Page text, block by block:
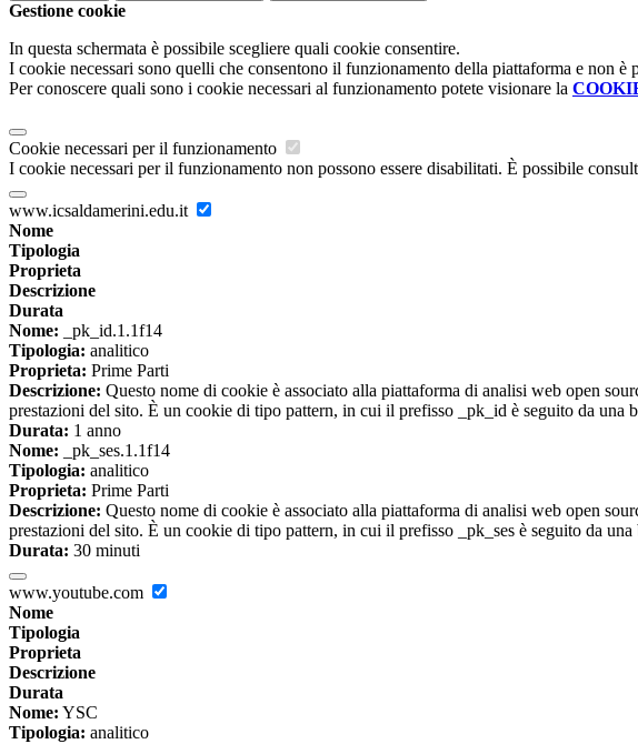
Gestione cookie
In questa schermata è possibile scegliere quali cookie consentire.
I cookie necessari sono quelli che consentono il funzionamento della piattaforma e non è
Per conoscere quali sono i cookie necessari al funzionamento potete visionare la
Cookie necessari per il funzionamento
I cookie necessari per il funzionamento non possono essere disabilitati. È possibile
www.icsaldamerini.edu.it
Nome
Tipologia
Proprieta
Descrizione
Durata
Nome: _pk_id.1.1f14
Tipologia: analitico
Proprieta: Prime Parti
Descrizione: Questo nome di cookie è associato alla piattaforma di analisi web open
prestazioni del sito. È un cookie di tipo pattern, in cui il prefisso _pk_id è seguito da
Durata: 1 anno
Nome: _pk_ses.1.1f14
Tipologia: analitico
Proprieta: Prime Parti
Descrizione: Questo nome di cookie è associato alla piattaforma di analisi web open
prestazioni del sito. È un cookie di tipo pattern, in cui il prefisso _pk_ses è seguito da
Durata: 30 minuti
www.youtube.com
Nome
Tipologia
Proprieta
Descrizione
Durata
Nome: YSC
Tipologia: analitico